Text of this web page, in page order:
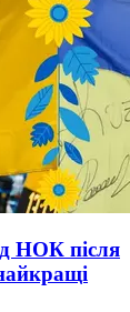
НОК після